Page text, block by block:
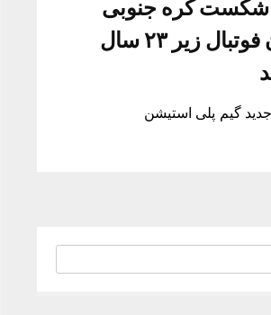
شکست کره جنوبی
قهرمان فوتبال زیر ۲۳ سال
گیم پلی استیشن